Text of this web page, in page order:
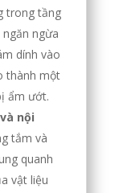
trong tầng
ngừa
dính vào
thành một
ẩm ướt.
nội
tắm và
quanh
vật liệu